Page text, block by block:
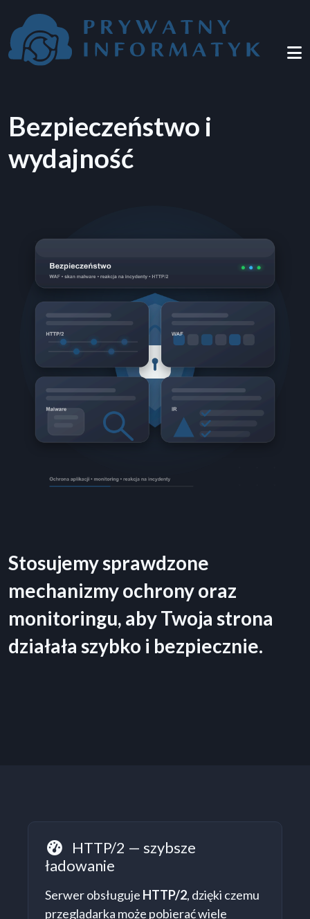
Bezpieczeństwo i
wydajność
Stosujemy sprawdzone
mechanizmy ochrony oraz
monitoringu, aby Twoja strona
działała szybko i bezpiecznie.
HTTP/2
HTTP/2 — szybsze
ładowanie
Serwer obsługuje HTTP/2, dzięki czemu
przeglądarka może pobierać wiele